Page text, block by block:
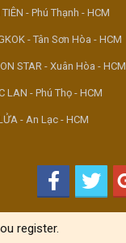
- Phú Thạnh - HCM
- Tân Sơn Hòa - HCM
STAR - Xuân Hòa - HCM
LAN - Phú Thọ - HCM
- An Lạc - HCM
register.